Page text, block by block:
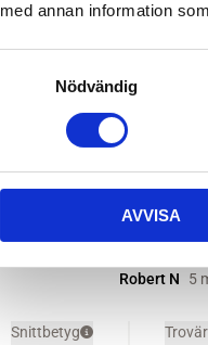
med annan information
Nödvändig
AVVISA